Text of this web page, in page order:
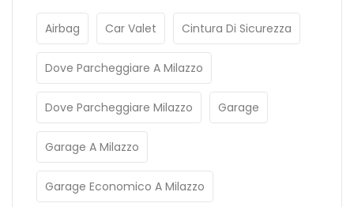
Airbag Car Valet Cintura Di Sicurezza
Dove Parcheggiare A Milazzo
Dove Parcheggiare Milazzo Garage
Garage A Milazzo
Garage Economico A Milazzo